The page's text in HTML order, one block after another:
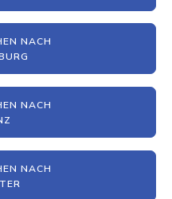
NACH
NACH
NACH